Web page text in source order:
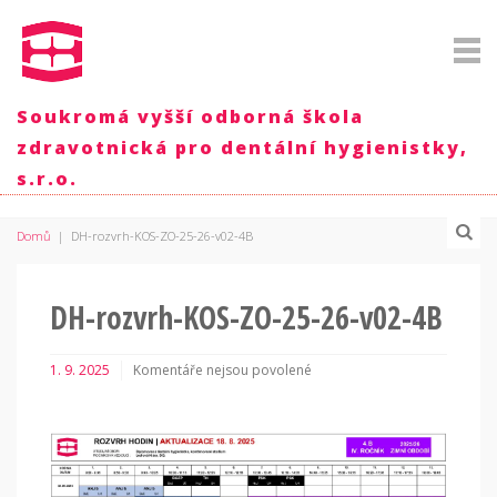
Soukromá vyšší odborná škola
zdravotnická pro dentální hygienistky,
s.r.o.
Domů | DH-rozvrh-KOS-ZO-25-26-v02-4B
DH-rozvrh-KOS-ZO-25-26-v02-4B
1. 9. 2025
Komentáře nejsou povolené
názvem
DH-
rozvrh-